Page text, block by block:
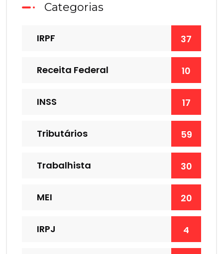
Categorias
IRPF 37
Receita Federal 10
INSS 17
Tributários 59
Trabalhista 30
MEI 20
IRPJ 4